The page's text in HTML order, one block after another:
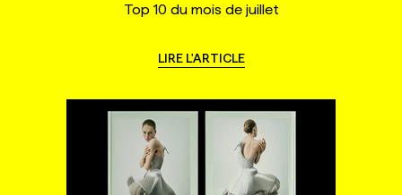
Top 10 du mois de juillet
LIRE L'ARTICLE